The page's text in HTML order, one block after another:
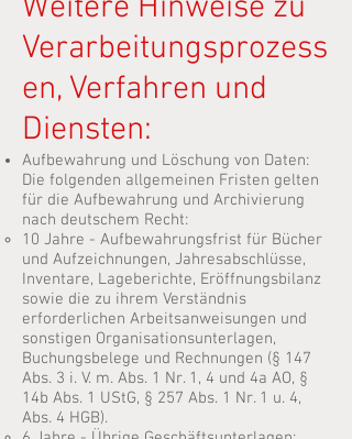
Weitere Hinweise zu
Verarbeitungsprozess
en, Verfahren und
Diensten:
Aufbewahrung und Löschung von Daten:
Die folgenden allgemeinen Fristen gelten
für die Aufbewahrung und Archivierung
nach deutschem Recht:
10 Jahre - Aufbewahrungsfrist für Bücher
und Aufzeichnungen, Jahresabschlüsse,
Inventare, Lageberichte, Eröffnungsbilanz
sowie die zu ihrem Verständnis
erforderlichen Arbeitsanweisungen und
sonstigen Organisationsunterlagen,
Buchungsbelege und Rechnungen (§ 147
Abs. 3 i. V. m. Abs. 1 Nr. 1, 4 und 4a AO, §
14b Abs. 1 UStG, § 257 Abs. 1 Nr. 1 u. 4,
Abs. 4 HGB).